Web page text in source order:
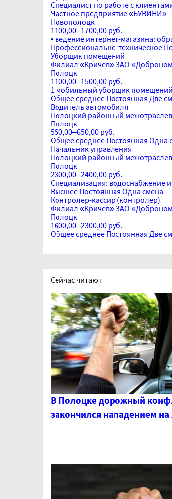
Специалист по работе с
Частное предприятие «БУВИНИ»
Новополоцк
1100,00–1700,00 руб.
• ведение интернет-магазина:
Профессионально-техническое
Уборщик помещений
Филиал «Кричев» ЗАО
Полоцк
1100,00–1500,00 руб.
1 мобильный уборщик
Общее среднее Постоянная Две
Водитель автомобиля
Полоцкий районный
Полоцк
550,00–650,00 руб.
Общее среднее Постоянная Одна
Начальник управления
Полоцкий районный
Полоцк
2300,00–2400,00 руб.
Специализация: водоснабжение
Высшее Постоянная Одна смена
Контролер-кассир (контролер)
Филиал «Кричев» ЗАО
Полоцк
1600,00–2300,00 руб.
Общее среднее Постоянная Две
Сейчас читают
В Полоцке дорожный
закончился нападением